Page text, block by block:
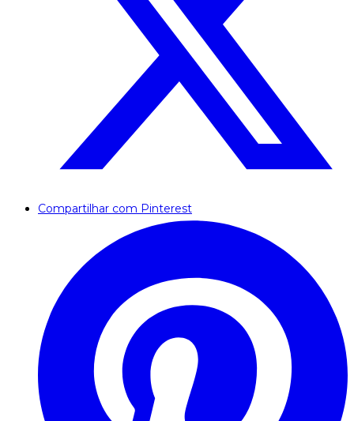
Compartilhar com Pinterest